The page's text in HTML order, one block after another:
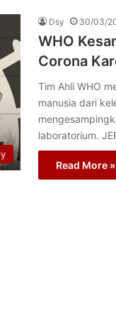
Dsy 30/03/
WHO
Corona
Tim Ahli WHO
manusia dari
laboratorium.
Read More »